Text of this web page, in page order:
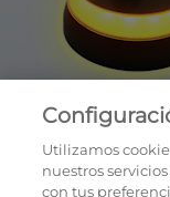
Utilizamos
nuestros
con tus